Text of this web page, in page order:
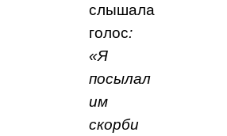
слышала
голос:
«Я
посылал
им
скорби